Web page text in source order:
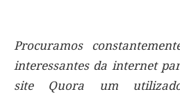
Procuramos
interessantes da internet
site Quora um